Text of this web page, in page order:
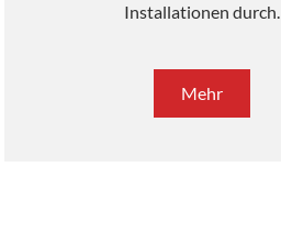
Installationen durch.
Mehr